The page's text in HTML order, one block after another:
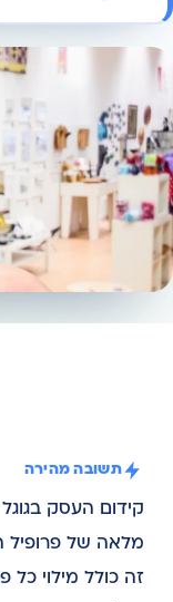
תשובה מהירה
קידום העסק
מלאה של פרופיל
זה כולל מילוי כל